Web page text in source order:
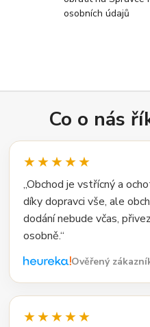
osobních údajů
Co o nás
★★★★★
„Obchod je vstřícný a
díky dopravci vše, ale
dodání nebude včas,
osobně.“
Ověřený
★★★★★